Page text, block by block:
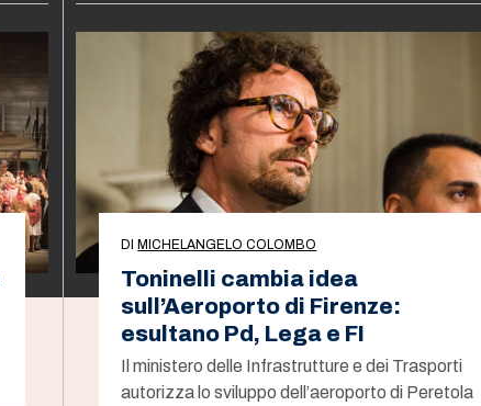
DIMICHELANGELO COLOMBO
Toninelli cambia idea
sull’Aeroporto di Firenze:
esultano Pd, Lega e FI
Il ministero delle Infrastrutture e dei Trasporti
autorizza lo sviluppo dell’aeroporto di Peretola